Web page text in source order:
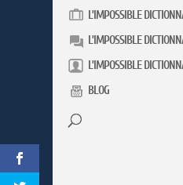
L’IMPOSSIBLE
L’IMPOSSIBLE
L’IMPOSSIBLE
BLOG